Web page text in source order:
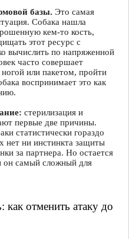
базы. Это самая
Собака нашла
кем-то кость,
этот ресурс с
вычислить по напряженной
часто совершает
или пакетом, пройти
воспринимает это как
стерилизация и
первые две причины.
статистически гораздо
нет ни инстинкта защиты
за партнера. Но остается
он самый сложный для
как отменить атаку до